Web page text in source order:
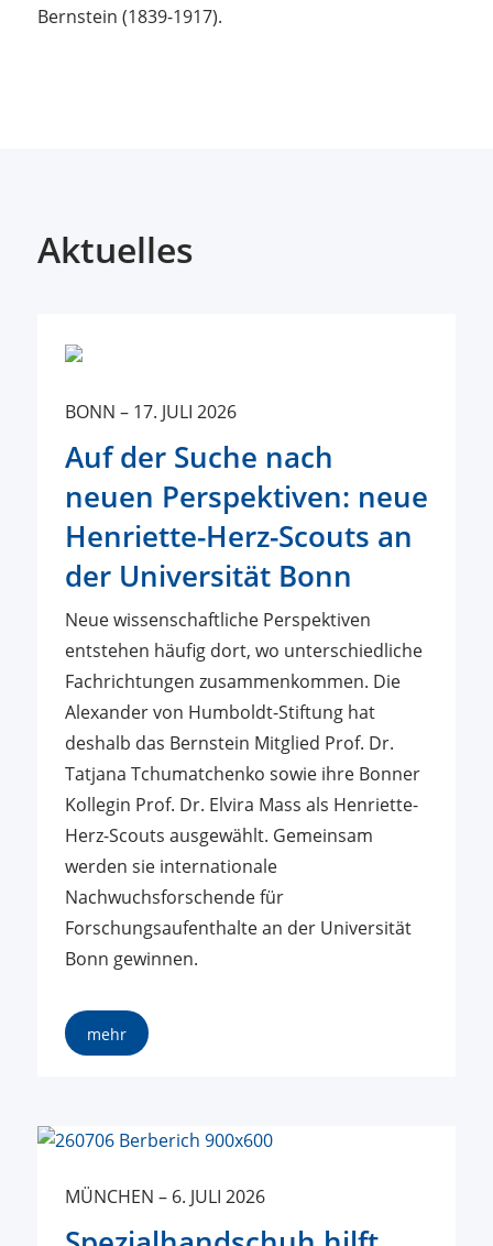
Bernstein (1839-1917).
Aktuelles
BONN – 17. JULI 2026
Auf der Suche nach
neuen Perspektiven: neue
Henriette-Herz-Scouts an
der Universität Bonn
Neue wissenschaftliche Perspektiven
entstehen häufig dort, wo unterschiedliche
Fachrichtungen zusammenkommen. Die
Alexander von Humboldt-Stiftung hat
deshalb das Bernstein Mitglied Prof. Dr.
Tatjana Tchumatchenko sowie ihre Bonner
Kollegin Prof. Dr. Elvira Mass als Henriette-
Herz-Scouts ausgewählt. Gemeinsam
werden sie internationale
Nachwuchsforschende für
Forschungsaufenthalte an der Universität
Bonn gewinnen.
mehr
MÜNCHEN – 6. JULI 2026